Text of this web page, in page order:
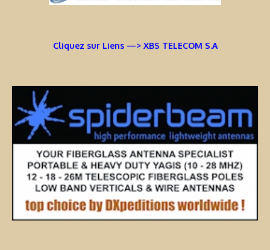
Cliquez sur Liens —> XBS TELECOM S.A